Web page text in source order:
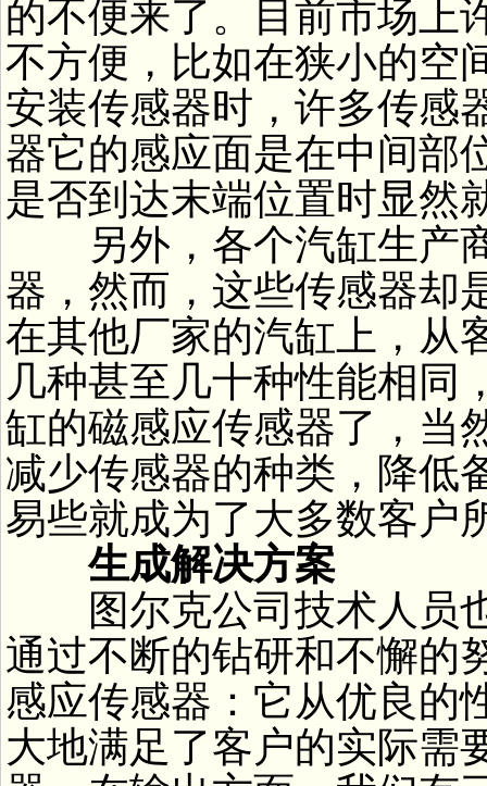
的不便来了。目前市场上
不方便，比如在狭小的空
安装传感器时，许多传感
器它的感应面是在中间部
是否到达末端位置时显然
另外，各个汽缸生产
器，然而，这些传感器却
在其他厂家的汽缸上，从
几种甚至几十种性能相同
缸的磁感应传感器了，当
减少传感器的种类，降低
易些就成为了大多数客户
生成解决方案
图尔克公司技术人员也
通过不断的钻研和不懈的
感应传感器：它从优良的
大地满足了客户的实际需